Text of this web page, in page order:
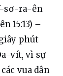
sơ-ra-ên
15:13) –
phút
vít, vì sự
vua dân